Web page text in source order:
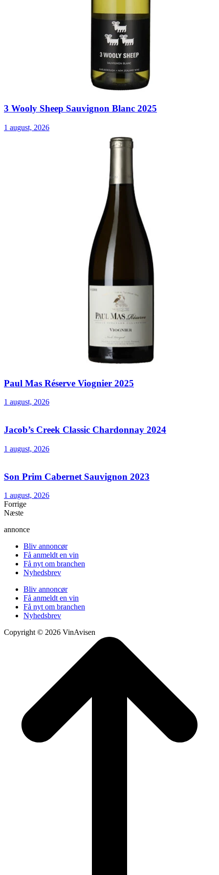
3 Wooly Sheep Sauvignon Blanc 2025
1 august, 2026
Paul Mas Réserve Viognier 2025
1 august, 2026
Jacob’s Creek Classic Chardonnay 2024
1 august, 2026
Son Prim Cabernet Sauvignon 2023
1 august, 2026
Forrige
Næste
annonce
Bliv annoncør
Få anmeldt en vin
Få nyt om branchen
Nyhedsbrev
Bliv annoncør
Få anmeldt en vin
Få nyt om branchen
Nyhedsbrev
Copyright © 2026 VinAvisen